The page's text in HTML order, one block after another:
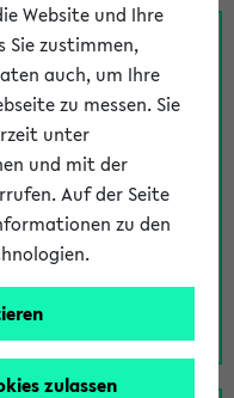
Fragen zu
Ansprechpersonen
Der BIS
Hilfe leisten.
die Ihre
haben, auf der
der
Website und Ihre
Sie zustimmen,
auch, um Ihre
zu messen. Sie
unter
und mit der
Auf der Seite
zu den
zulassen